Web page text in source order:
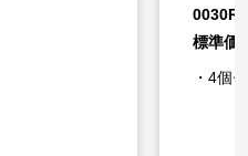
0029R
標準価
・2個